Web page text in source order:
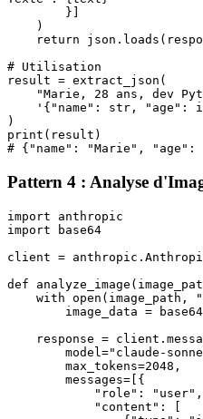
        }]
    )
return
# Utilisation
result = extract_json(
"Marie, 28 ans, dev
'{"name": str, "age":
)
print(result)
Pattern 4 : Analyse
import anthropic
import base64
client =
def
with open(image_path,
image_data =
response =
model="claude-
        max_tokens=2048,
        messages=[{
            "role": "user",
            "content": [